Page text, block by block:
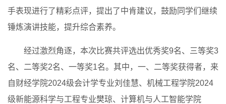
手表现进行了精彩点评，提出了中肯建议，鼓励同学们继续
锤炼演讲技能，提升综合素养。
经过激烈角逐，本次比赛共评选出优秀奖9名、三等奖3
名、二等奖2名、一等奖1名。其中，一、二等奖获得者，来
自财经学院2024级会计学专业刘佳慧、机械工程学院2024
级新能源科学与工程专业樊琼、计算机与人工智能学院